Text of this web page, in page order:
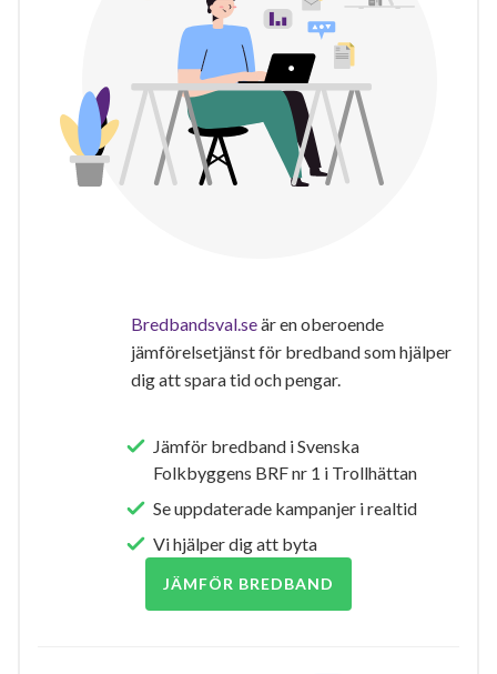
Bredbandsval.seär en oberoende
jämförelsetjänst för bredband som hjälper
dig att spara tid och pengar.
Jämför bredband i Svenska
Folkbyggens BRF nr 1 i Trollhättan
Se uppdaterade kampanjer i realtid
Vi hjälper dig att byta
JÄMFÖR BREDBAND